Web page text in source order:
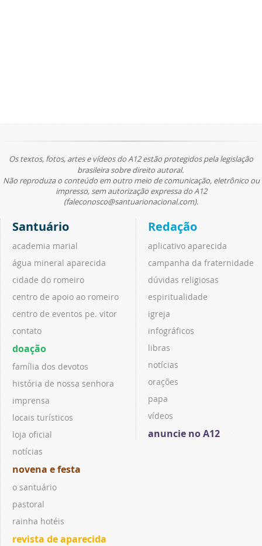
Os textos, fotos, artes e vídeos do A12 estão protegidos pela legislação
brasileira sobre direito autoral.
Não reproduza o conteúdo em outro meio de comunicação, eletrônico ou
impresso, sem autorização expressa do A12
(faleconosco@santuarionacional.com).
Santuário
academia marial
água mineral aparecida
cidade do romeiro
centro de apoio ao romeiro
centro de eventos pe. vitor
contato
doação
família dos devotos
história de nossa senhora
imprensa
locais turísticos
loja oficial
notícias
novena e festa
o santuário
pastoral
rainha hotéis
revista de aparecida
Redação
aplicativo aparecida
campanha da fraternidade
dúvidas religiosas
espiritualidade
igreja
infográficos
libras
notícias
orações
papa
vídeos
anuncie no A12